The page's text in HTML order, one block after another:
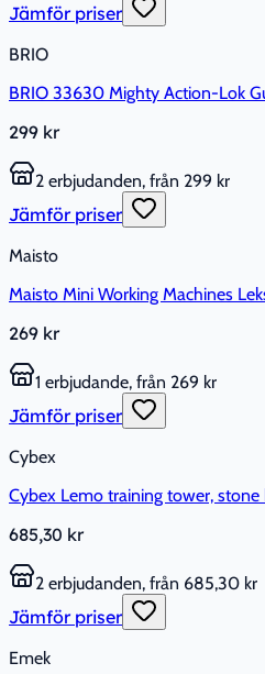
Jämför priser
BRIO
BRIO 33630 Mighty Action-Lok
299 kr
2 erbjudanden, från 299 kr
Jämför priser
Maisto
Maisto Mini Working Machines
269 kr
1 erbjudande, från 269 kr
Jämför priser
Cybex
Cybex Lemo training tower, stone
685,30 kr
2 erbjudanden, från 685,30 kr
Jämför priser
Emek